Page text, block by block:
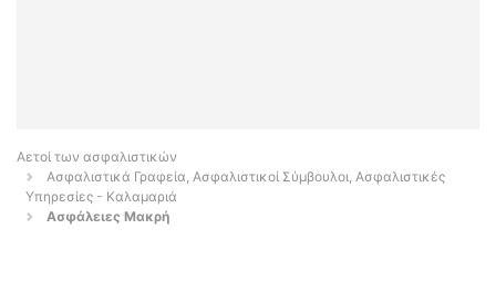
Αετοί των ασφαλιστικών
Ασφαλιστικά Γραφεία, Ασφαλιστικοί Σύμβουλοι, Ασφαλιστικές
Υπηρεσίες - Καλαμαριά
Ασφάλειες Μακρή